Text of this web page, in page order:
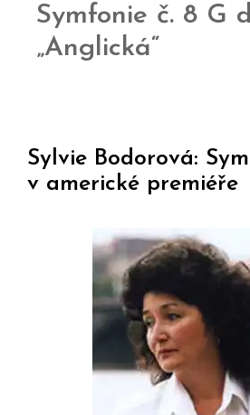
Symfonie č. 8 G
„Anglická“
Sylvie Bodorová:
v americké premiéře